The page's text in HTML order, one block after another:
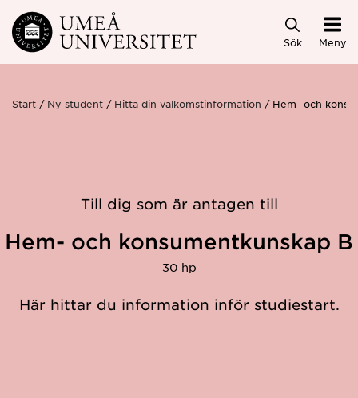
Hoppa direkt till innehållet
Sök Meny
Start Ny student Hitta din välkomstinformation Hem- och
Till dig som är antagen till
Hem- och konsumentkunskap B
30 hp
Här hittar du information inför studiestart.